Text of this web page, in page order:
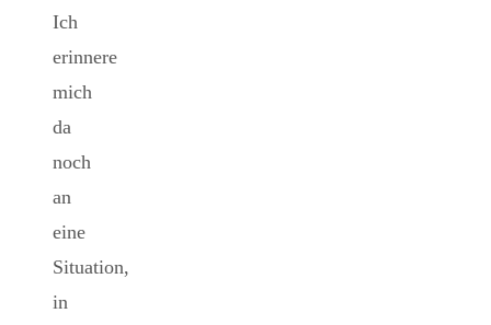
Ich
erinnere
mich
da
noch
an
eine
Situation,
in